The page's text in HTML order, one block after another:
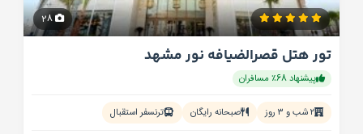
تور هتل قصرالضیافه نور مشهد
پیشنهاد 68٪ مسافران
۲ شب و ۳ روز صبحانه رایگان ترنسفر استقبال